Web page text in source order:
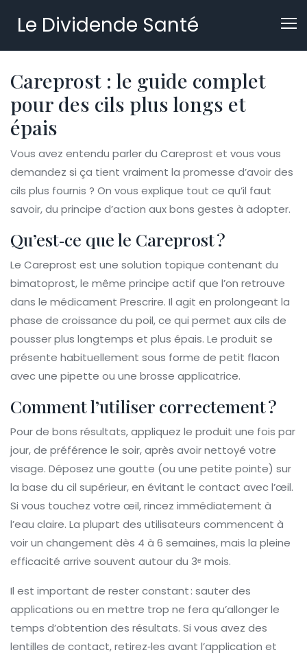
Le Dividende Santé
Careprost : le guide complet
pour des cils plus longs et
épais
Vous avez entendu parler du Careprost et vous vous
demandez si ça tient vraiment la promesse d’avoir des
cils plus fournis ? On vous explique tout ce qu’il faut
savoir, du principe d’action aux bons gestes à adopter.
Qu’est‑ce que le Careprost ?
Le Careprost est une solution topique contenant du
bimatoprost, le même principe actif que l’on retrouve
dans le médicament Prescrire. Il agit en prolongeant la
phase de croissance du poil, ce qui permet aux cils de
pousser plus longtemps et plus épais. Le produit se
présente habituellement sous forme de petit flacon
avec une pipette ou une brosse applicatrice.
Comment l’utiliser correctement ?
Pour de bons résultats, appliquez le produit une fois par
jour, de préférence le soir, après avoir nettoyé votre
visage. Déposez une goutte (ou une petite pointe) sur
la base du cil supérieur, en évitant le contact avec l’œil.
Si vous touchez votre œil, rincez immédiatement à
l’eau claire. La plupart des utilisateurs commencent à
voir un changement dès 4 à 6 semaines, mais la pleine
efficacité arrive souvent autour du 3ᵉ mois.
Il est important de rester constant : sauter des
applications ou en mettre trop ne fera qu’allonger le
temps d’obtention des résultats. Si vous avez des
lentilles de contact, retirez‑les avant l’application et